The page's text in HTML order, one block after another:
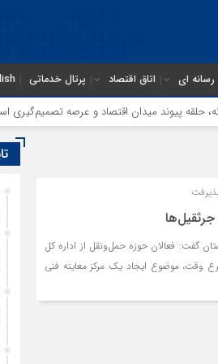
ای اتاق اقتصاد پرتال خدماتی
حلقه پیوند میدان اقتصاد و عرصه تصمیم‌گیری است
فعالان حوزه حمل‌ونقل از اداره کل
وقت، موضوع ایجاد یک مرکز معاینه فنی